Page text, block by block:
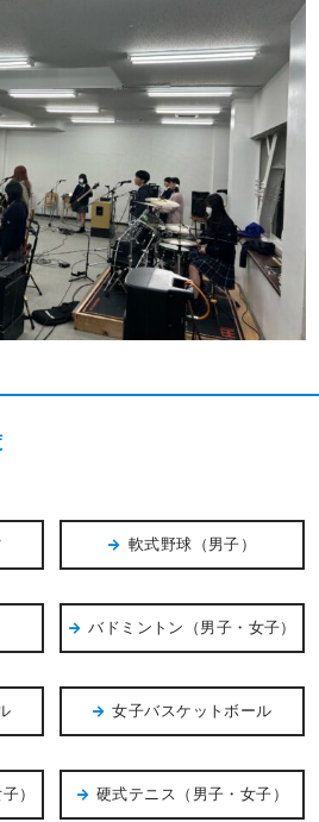
軟式野球（男子）
バドミントン（男子・女子）
女子バスケットボール
） 硬式テニス（男子・女子）